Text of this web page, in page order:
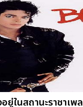
ในสถานะราชาเพ